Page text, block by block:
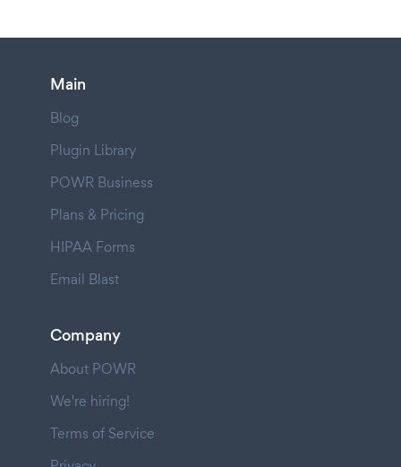
Main
Blog
Plugin Library
POWR Business
Plans & Pricing
HIPAA Forms
Email Blast
Company
About POWR
We're hiring!
Terms of Service